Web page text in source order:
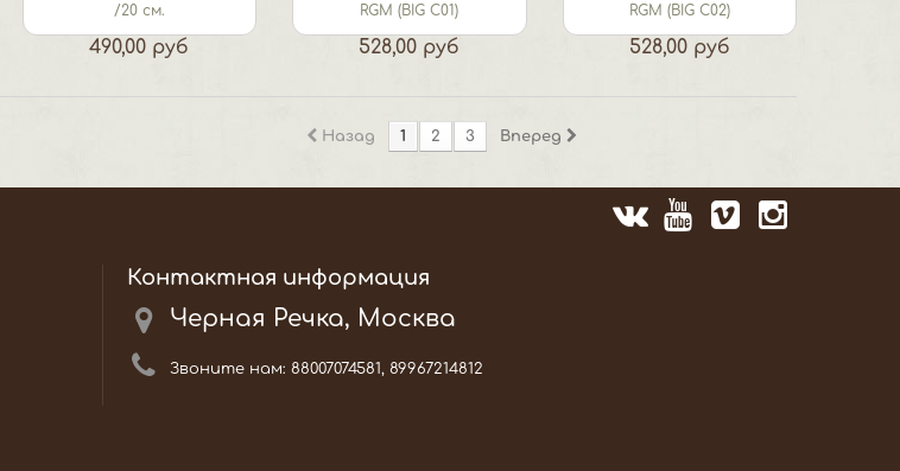
/20 cм.
490,00 руб
RGM (BIG C01)
528,00 руб
RGM (BIG C02)
528,00 руб
Назад 1 2 3 Вперед
Контактная информация
Черная Речка, Москва
Звоните нам: 88007074581, 89967214812